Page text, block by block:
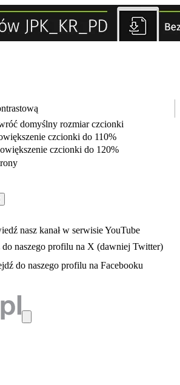
się w nowej karcie
domyślny rozmiar czcionki
czcionki do 110%
czcionki do 120%
otwiera się w nowej karcie
nasz kanał w serwisie YouTube
karcie
do naszego profilu na X (dawniej Twitter)
- otwiera się w nowej karcie
do naszego profilu na Facebooku